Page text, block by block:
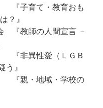
『子育て・教育おも
？』
『教師の人間宣言 －
非異性愛（ＬＧＢ
う』
『親・地域・学校の